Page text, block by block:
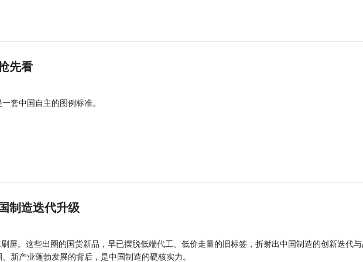
先看
套中国自主的图例标准。
制造迭代升级
屏。这些出圈的国货新品，早已摆脱低端代工、低价走量的旧标签，折射出中国制造的创新迭代
新产业蓬勃发展的背后，是中国制造的硬核实力。